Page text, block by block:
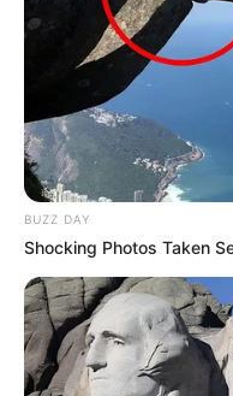
BUZZ DAY
Shocking Photos Taken